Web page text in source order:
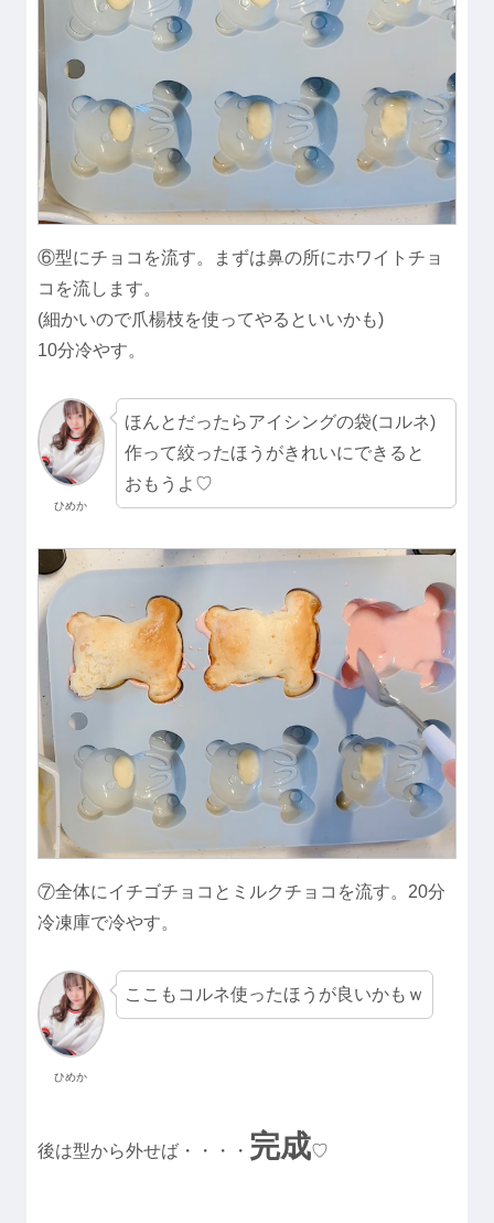
⑥型にチョコを流す。まずは鼻の所にホワイトチョ
コを流します。
(細かいので爪楊枝を使ってやるといいかも)
10分冷やす。
ひめか
ほんとだったらアイシングの袋(コルネ)
作って絞ったほうがきれいにできると
おもうよ♡
⑦全体にイチゴチョコとミルクチョコを流す。20分
冷凍庫で冷やす。
ひめか
ここもコルネ使ったほうが良いかもｗ
後は型から外せば・・・・ 完成♡